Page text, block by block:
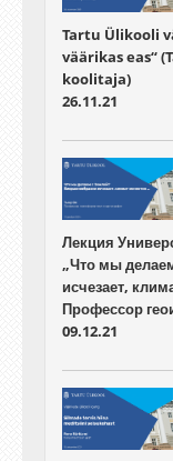
Tartu Ülikooli
väärikas eas“
koolitaja)
26.11.21
Лекция
„Что мы
исчезает,
Профессор
09.12.21